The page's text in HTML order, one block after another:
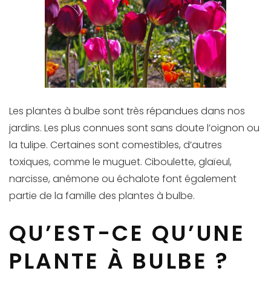
Les plantes à bulbe sont très répandues dans nos
jardins. Les plus connues sont sans doute l’oignon ou
la tulipe. Certaines sont comestibles, d’autres
toxiques, comme le muguet. Ciboulette, glaïeul,
narcisse, anémone ou échalote font également
partie de la famille des plantes à bulbe.
QU’EST-CE QU’UNE
PLANTE À BULBE ?